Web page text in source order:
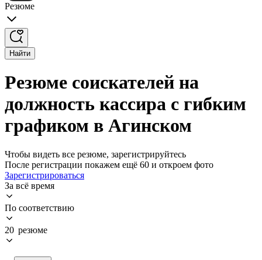
Резюме
Найти
Резюме соискателей на
должность кассира с гибким
графиком в Агинском
Чтобы видеть все резюме, зарегистрируйтесь
После регистрации покажем ещё 60 и откроем фото
Зарегистрироваться
За всё время
По соответствию
20 резюме